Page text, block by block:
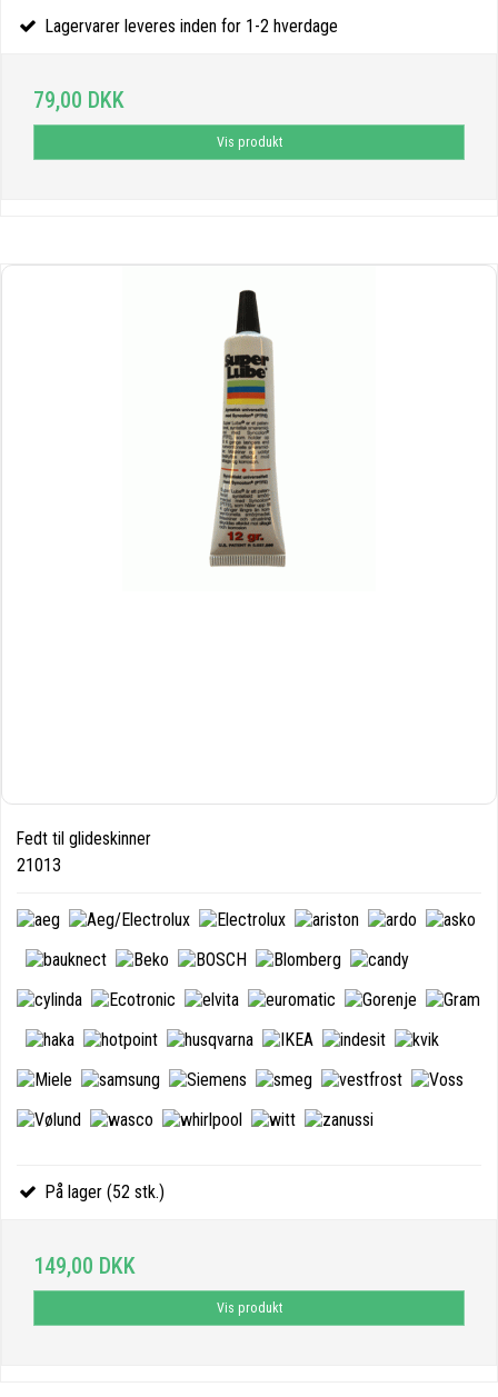
Lagervarer leveres inden for 1-2 hverdage
79,00 DKK
Vis produkt
Fedt til glideskinner
21013
På lager (52 stk.)
149,00 DKK
Vis produkt